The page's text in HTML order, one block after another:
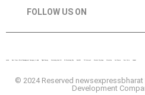
FOLLOW US ON
© 2024 Reserved
Development